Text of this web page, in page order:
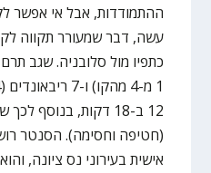
ההתמודדות, אבל אי אפשר
עשה, דבר שמעורר תקווה
12 ב-18 דקות, בנוסף
(חטיפה וחסימה). הסנטר
אישית בעירוני נס ציונה,